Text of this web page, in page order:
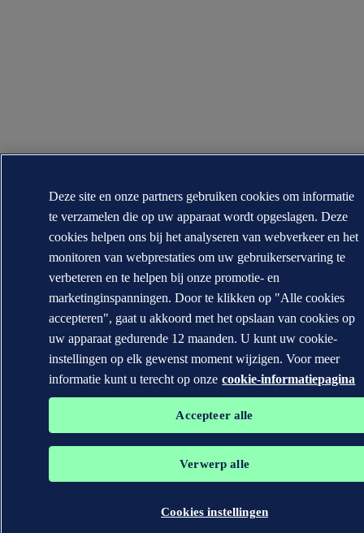
Deze site en onze partners gebruiken cookies om informatie
te verzamelen die op uw apparaat wordt opgeslagen. Deze
cookies helpen ons bij het analyseren van webverkeer en het
monitoren van webprestaties om uw gebruikerservaring te
verbeteren en te helpen bij onze promotie- en
marketinginspanningen. Door te klikken op "Alle cookies
accepteren", gaat u akkoord met het opslaan van cookies op
uw apparaat gedurende 12 maanden. U kunt uw cookie-
instellingen op elk gewenst moment wijzigen. Voor meer
informatie kunt u terecht op onze cookie-informatiepagina
Accepteer alle
Verwerp alle
Cookies instellingen